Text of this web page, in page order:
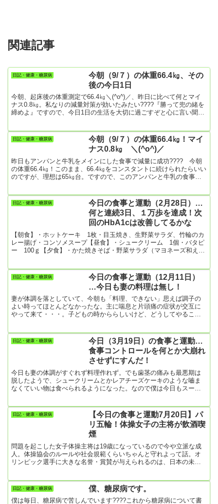
関連記事
日記・健康・糖尿病
今朝（9/７）の体重66.4㎏、その
後の今日1日
今朝、起床後の体重測定で66.4㎏＼(^o^)／、昨日に比べて何とマイ
ナス0.8㎏。私なりの減量対策が効いたみたい????『勝って兜の緒を
締めよ』ですので、今日1日の生活を大切に過ごすぞと心に言い聞か
きたいのだ。一昨日は68.8㎏を記録したので、この体重のまま診察
を受けたら間違いなくインスリン注射を勧められてしまう。今朝は
66.4㎏、明日は65㎏台にしたいのです。！！！...
日記・健康・糖尿病
今朝（9/７）の体重66.4㎏！マイ
ナス0.8㎏ ＼(^o^)／
昨日もアンパンと牛乳をメインにした食事で減量に成功???? 今朝
の体重66.4㎏！このまま、66.4㎏をコンスタントに続けられたらいい
のですが、理想は65㎏台。ですので、このアンパンと牛乳の食事に
ぎ、パプリカの炒め物・トマト、キャベツ、アボカドの生野菜サラ
ダ・かぼちゃスープ（かぼちゃスープ大好きなんです。毎日365日食
べ続けられます。そら豆やジャガイモの冷製スープも最...
日記・健康・糖尿病
今日の食事と運動（2月28日）…
何と連続3日、１万歩を達成！次
回のHbA1cは改善してるかな
【朝食】・ホットケーキ 1枚・目玉焼き、生野菜サラダ、竹輪のカ
レー揚げ・コンソメスープ【昼食】・シュークリーム 1個・バタピ
ー 100ｇ【夕食】・かた焼きそば・野菜サラダ（マヨネーズ和え）
リームは食べたけど。これ僕が買ったのではなくて、めずらしく妻
が買ってくれたんです😂
日記・健康・糖尿病
今日の食事と運動（12月11日）
…今日も妻の料理は無し！
妻が体調を落としていて、今朝も「料理、できない」思えば調子の
よい時ってほとんどなかったな。主に喘息と片頭痛の症状が交互に
やって来て・・・。子どもの時かららしいけど、どうしてやること
らしい。【朝食】・ポテトサラダ・牛乳200㎖・食パン1枚、バタ
ー・リンゴ半分・コーヒー【昼食】…すべてスーパーで買ったも
の。どうしても甘い物（菓子パン）に目がいってしまう。・菓子パ
日記・健康・糖尿病
今日（3月19日）の食事と運動…
食事コントロールを何とか大崩れ
させずにすんだ！
今日も妻の体調がすぐれず料理作れず。でも歯茎の痛みも最悪期は
脱したようで、シュークリームとかレアチーズケーキのような嚙ま
なくていい物は食べられるようになった。なので僕は今日もスーパ
りホイップあんぱん」を買うのだけは我慢することができた。【朝
食】・キャベツ（名前は知らないけどキャベツを細く切る道具で千
切りに）・フレンチトースト 1枚・目玉焼き 2個・牛乳
日記・健康・糖尿病
【今日の食事と運動7月20日】パ
リ五輪！体操女子の主将が飲酒喫
煙
問題を起こした女子体操主将は19歳になっているので今や立派な成
人。体操協会のルールや社会規範くらいちゃんと守れよって話。オ
リンピック選手に大きな名誉・賞賛が与えられるのは、日本の未来
「酒・たばこは非行の始まり」っていうポスター、ありましたよ
ね。記者会見では体操協会のえらいさん達が、「プレッシャーがあ
ったからだと思う」、「初めて吸ったらしい」、「本人の言うこと
日記・健康・糖尿病 僕、糖尿病です。
僕は毎日、糖尿病で苦しんでいます????これから糖尿病について書